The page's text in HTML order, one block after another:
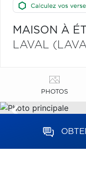
MAISON À
LAVAL
PHOTOS